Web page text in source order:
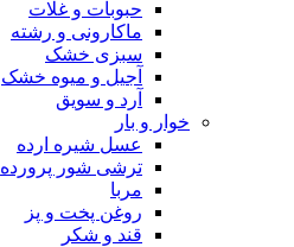
حبوبات و غلات
ماکارونی و رشته
سبزی خشک
آجیل و میوه خشک
آرد و سویق
خوار و بار
عسل شیره ارده
ترشی شور پرورده
مربا
روغن پخت و پز
قند و شکر